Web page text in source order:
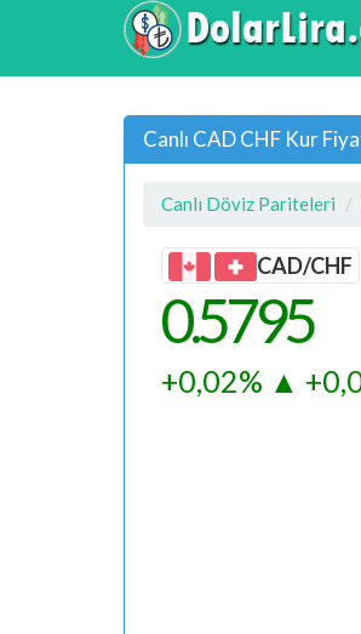
Canlı CAD CHF Kur
Canlı Döviz Pariteleri
CAD/CHF
0.5795
+0,02% ▲